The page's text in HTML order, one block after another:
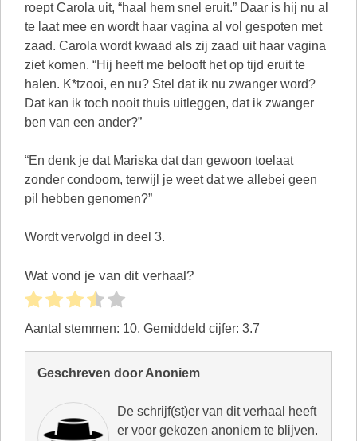
roept Carola uit, “haal hem snel eruit.” Daar is hij nu al
te laat mee en wordt haar vagina al vol gespoten met
zaad. Carola wordt kwaad als zij zaad uit haar vagina
ziet komen. “Hij heeft me belooft het op tijd eruit te
halen. K*tzooi, en nu? Stel dat ik nu zwanger word?
Dat kan ik toch nooit thuis uitleggen, dat ik zwanger
ben van een ander?”
“En denk je dat Mariska dat dan gewoon toelaat
zonder condoom, terwijl je weet dat we allebei geen
pil hebben genomen?”
Wordt vervolgd in deel 3.
Wat vond je van dit verhaal?
Aantal stemmen: 10. Gemiddeld cijfer: 3.7
Geschreven door Anoniem
De schrijf(st)er van dit verhaal heeft
er voor gekozen anoniem te blijven.